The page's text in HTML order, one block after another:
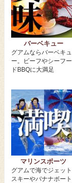
バーベキュー
グアムならバーベキュ
ー。ビーフやシーフー
ドBBQに大満足
マリンスポーツ
グアムで海でジェット
スキーやバナナボート